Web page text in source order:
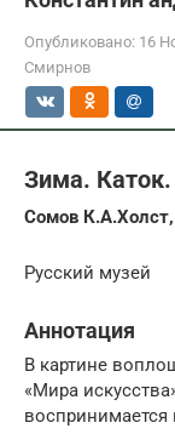
Опубликовано: 16
Смирнов
Зима. Каток.
Сомов
Русский музей
Аннотация
В картине
«Мира